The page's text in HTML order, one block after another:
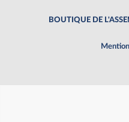
BOUTIQUE DE